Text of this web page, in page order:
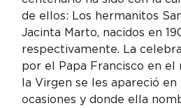
de ellos: Los hermanitos
Jacinta Marto, nacidos en
respectivamente. La
por el Papa Francisco en el
la Virgen se les apareció en
ocasiones y donde ella